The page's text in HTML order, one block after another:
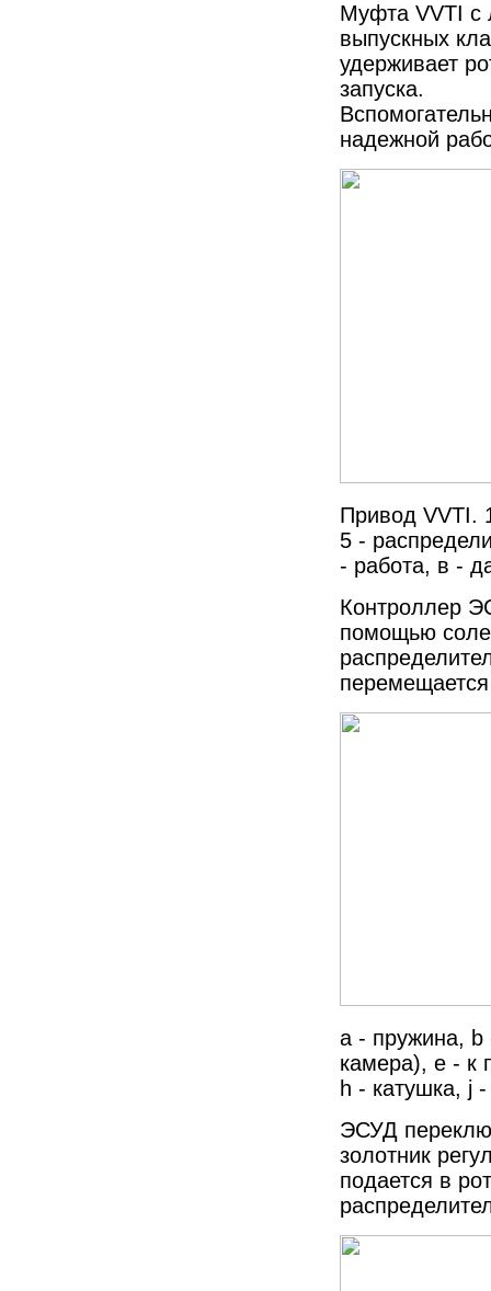
Муфта VVTI с
выпускных
удерживает
запуска.
надежной
Привод VVTI.
5 -
- работа, в -
Контроллер
помощью
a - пружина, b
камера), e - к
h - катушка, j
ЭСУД
золотник
подается в